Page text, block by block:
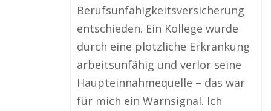
Berufsunfähigkeitsversicherung
entschieden. Ein Kollege wurde
durch eine plötzliche Erkrankung
arbeitsunfähig und verlor seine
Haupteinnahmequelle – das war
für mich ein Warnsignal. Ich